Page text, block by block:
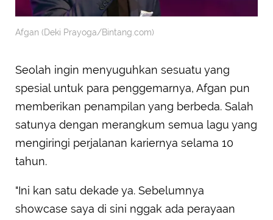
Afgan (Deki Prayoga/Bintang.com)
Seolah ingin menyuguhkan sesuatu yang
spesial untuk para penggemarnya, Afgan pun
memberikan penampilan yang berbeda. Salah
satunya dengan merangkum semua lagu yang
mengiringi perjalanan kariernya selama 10
tahun.
"Ini kan satu dekade ya. Sebelumnya
showcase saya di sini nggak ada perayaan